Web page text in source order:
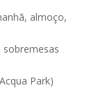
almoço,
Park)